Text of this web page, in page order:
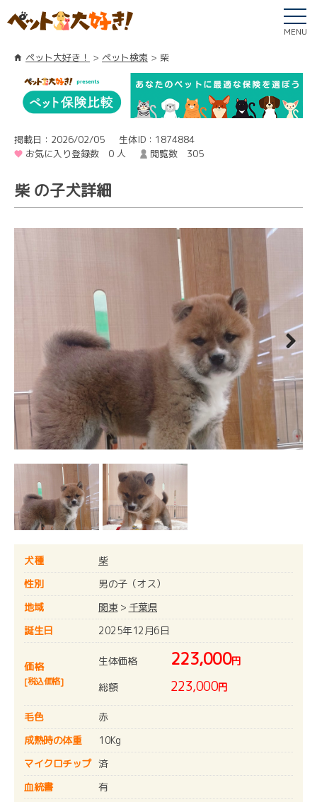
MENU
ペット大好き！ ペット検索 柴
掲載日：2026/02/05
生体ID：1874884
お気に入り登録数 0 人
閲覧数 305
柴 の子犬詳細
Next
犬種
柴
性別
男の子（オス）
地域
関東> 千葉県
誕生日
2025年12月6日
価格
[税込価格]
生体価格 223,000円
総額
223,000円
毛色
赤
成熟時の体重
10Kg
マイクロチップ 済
血統書
有